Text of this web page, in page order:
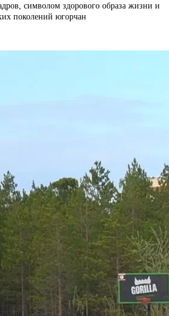
символом здорового образа жизни и
поколений югорчан